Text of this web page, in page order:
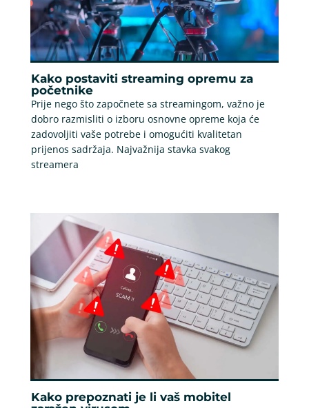
Kako postaviti streaming opremu za
početnike
Prije nego što započnete sa streamingom, važno je
dobro razmisliti o izboru osnovne opreme koja će
zadovoljiti vaše potrebe i omogućiti kvalitetan
prijenos sadržaja. Najvažnija stavka svakog
streamera
Kako prepoznati je li vaš mobitel